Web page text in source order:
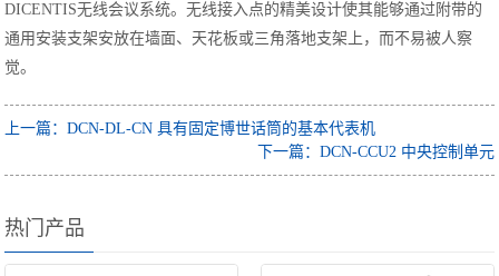
DICENTIS无线会议系统。无线接入点的精美设计使其能够通过附带的
通用安装支架安放在墙面、天花板或三角落地支架上，而不易被人察
觉。
上一篇：DCN-DL-CN 具有固定博世话筒的基本代表机
下一篇：DCN-CCU2 中央控制单元
热门产品